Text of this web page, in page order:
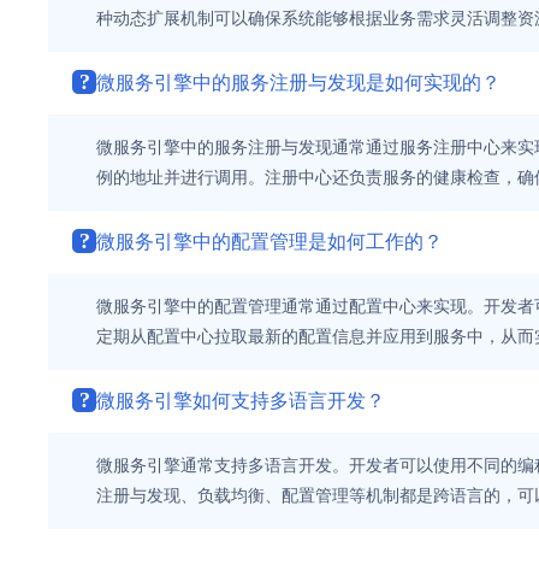
种动态扩展机制可以确保系统能够根据业务需求灵活调整资
? 微服务引擎中的服务注册与发现是如何实现的？
微服务引擎中的服务注册与发现通常通过服务注册中心来
例的地址并进行调用。注册中心还负责服务的健康检查，
? 微服务引擎中的配置管理是如何工作的？
微服务引擎中的配置管理通常通过配置中心来实现。开发
定期从配置中心拉取最新的配置信息并应用到服务中，从
? 微服务引擎如何支持多语言开发？
微服务引擎通常支持多语言开发。开发者可以使用不同的
注册与发现、负载均衡、配置管理等机制都是跨语言的，